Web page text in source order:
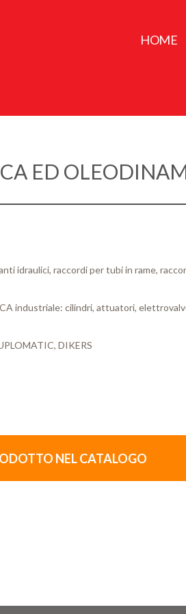
HOME
ED
idraulici, raccordi per tubi in rame,
industriale: cilindri, attuatori,
DIKERS
NEL CATALOGO